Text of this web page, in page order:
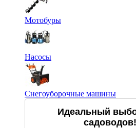
Мотобуры
Насосы
Снегоуборочные машины
Идеальный
садоводов!